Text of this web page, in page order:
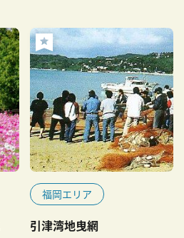
福岡エリア
引津湾地曳網